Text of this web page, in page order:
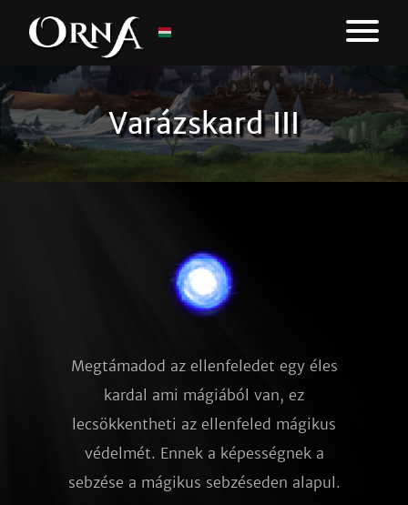
Varázskard III
Megtámadod az ellenfeledet egy éles
kardal ami mágiából van, ez
lecsökkentheti az ellenfeled mágikus
védelmét. Ennek a képességnek a
sebzése a mágikus sebzéseden alapul.